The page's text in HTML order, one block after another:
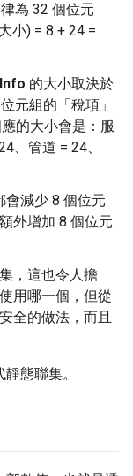
為 32 個位元
小) = 8 + 24 =
的大小取決於
元組的「稅項」
的大小會是：服
、管道 = 24、
會減少 8 個位元
外增加 8 個位元
，這也令人擔
用哪一個，但從
全的做法，而且
態聯集。